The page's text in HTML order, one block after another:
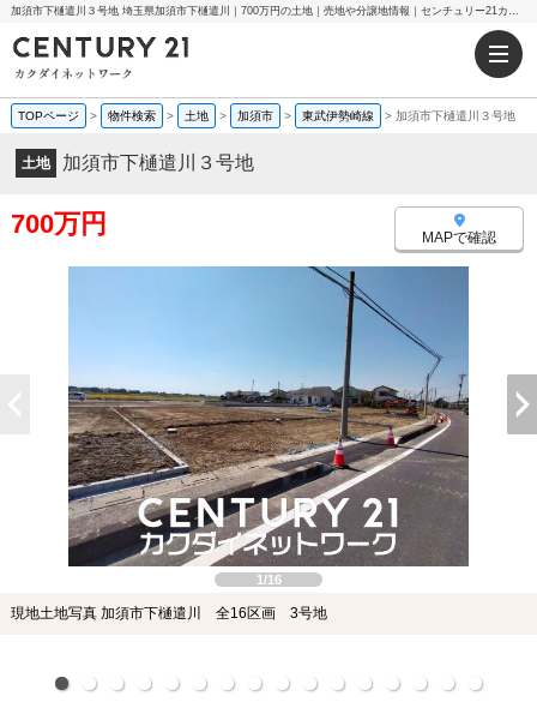
加須市下樋遣川３号地 埼玉県加須市下樋遣川｜700万円の土地｜売地や分譲地情報｜センチュリー21カクダイネットワーク
TOPページ > 物件検索 > 土地 > 加須市 > 東武伊勢崎線 > 加須市下樋遣川３号地
土地 加須市下樋遣川３号地
700万円 MAPで確認
1/16
現地土地写真 加須市下樋遣川 全16区画 3号地